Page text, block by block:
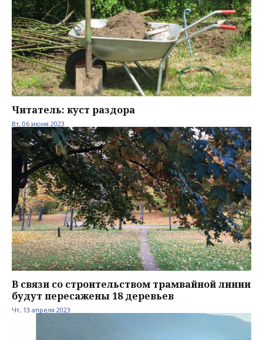
Читатель: куст раздора
Вт, 06 июня 2023
В связи со строительством трамвайной линии
будут пересажены 18 деревьев
Чт, 13 апреля 2023